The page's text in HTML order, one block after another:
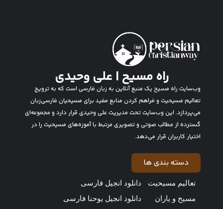
راه مسیح | علی وحیدی
وب‌سایت راه مسیح یک منبع آنلاین به زبان فارسی است که به ترویج
تعالیم مسیحیت و فراهم کردن منابع مفید برای مسیحیان فارسی‌زبان
می‌پردازد. این وب‌سایت تحت مدیریت علی وحیدی قرار دارد و مجموعه‌ای
گسترده از مطالب صوتی و تصویری مرتبط با آموزه‌های مسیحیت را در
اختیار کاربران قرار می‌دهد.
دسته بندی ها
تعالیم مسیحیت
مسیح و یاران
دانلود انجیل فارسی
دانلود انجیل یوحنا فارسی